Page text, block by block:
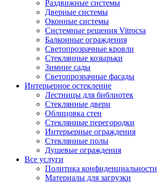
Раздвижные системы
Дверные системы
Оконные системы
Системные решения Vitrocsa
Балконные ограждения
Светопрозрачные кровли
Стеклянные козырьки
Зимние сады
Светопрозрачные фасады
Интерьерное остекление
Лестницы для библиотек
Стеклянные двери
Облицовка стен
Стеклянные перегородки
Интерьерные ограждения
Стеклянные полы
Душевые ограждения
Все услуги
Политика конфиденциальности
Материалы для загрузки